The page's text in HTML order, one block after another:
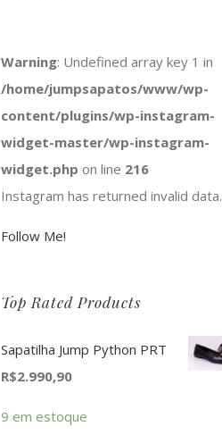
Warning: Undefined array key 1 in
/home/jumpsapatos/www/wp-
content/plugins/wp-instagram-
widget-master/wp-instagram-
widget.php on line 216
Instagram has returned invalid data.
Follow Me!
Top Rated Products
Sapatilha Jump Python PRT
R$2.990,90
9 em estoque